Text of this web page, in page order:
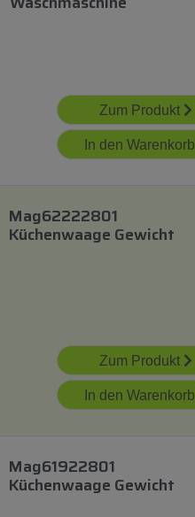
Zum Produkt
In den Warenkorb
Mag62222801
Küchenwaage Gewicht
Zum Produkt
In den Warenkorb
Mag61922801
Küchenwaage Gewicht